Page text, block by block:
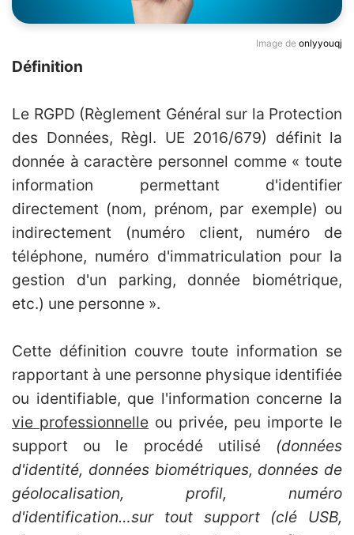
Image de onlyyouqj
Définition
Le RGPD (Règlement Général sur la Protection
des Données, Règl. UE 2016/679) définit la
donnée à caractère personnel comme « toute
information permettant d'identifier
directement (nom, prénom, par exemple) ou
indirectement (numéro client, numéro de
téléphone, numéro d'immatriculation pour la
gestion d'un parking, donnée biométrique,
etc.) une personne ».
Cette définition couvre toute information se
rapportant à une personne physique identifiée
ou identifiable, que l'information concerne la
vie professionnelle ou privée, peu importe le
support ou le procédé utilisé (données
d'identité, données biométriques, données de
géolocalisation, profil, numéro
d'identification…sur tout support (clé USB,